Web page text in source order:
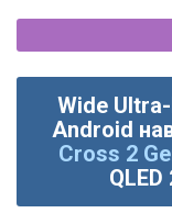
Wide
Android
Cross 2